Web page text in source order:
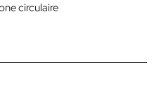
circulaire